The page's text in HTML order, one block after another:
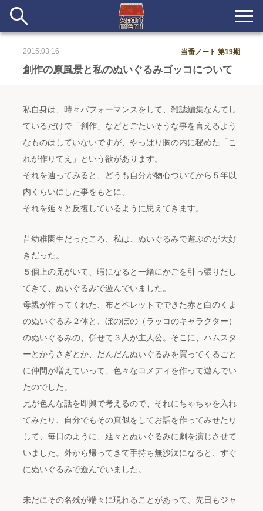
#アイデア #イベント #インド
#暮らし
イベント&ショップ
長期滞在者&more
アパートメントについて
新着
配信
入居者一覧
創作の原風景と私のぬいぐるみゴッコについて
2015.03.16 当番ノート 第19期
私自身は、時々パフォーマンスをして、雑誌編集なんてし
ているだけで「創作」などとごたいそうな事を言えるよう
なものはしていないですが、やっぱり胸の内に秘めた「こ
れが作りてえ」という欲があります。
それを辿ってみると、どうも自分が物心ついてから５年以
内くらいにした事をもとに、
それを延々と反復しているように思えてきます。
昔幼稚園生だったころ、私は、ぬいぐるみで遊ぶのが大好
きだった。
５個上の兄がいて、暇になると一緒にかごを引っ張りだし
てきて、ぬいぐるみで遊んでいました。
母親が作ってくれた、布とペレットでできた赤と白のくま
のぬいぐるみ２体と、ぼのぼの（ラッコのキャラクター）
のぬいぐるみの、併せて３人が主人公。そこに、ハムスタ
ーとかうさぎとか、だんだんぬいぐるみを買ってくるごと
に仲間が増えていって、色々なコメディを作って遊んでい
たのでした。
兄が色んな話を即興で考えるので、それにちゃちゃを入れ
てみたり、自分でもその真似をしてお話を作ってみせたり
して、毎日のように、延々とぬいぐるみに劇を演じさせて
いました。外から帰ってきて手持ち無沙汰になると、すぐ
にぬいぐるみで遊んでいました。
未だにその名残が端々に現れることがあって、先日もジャ